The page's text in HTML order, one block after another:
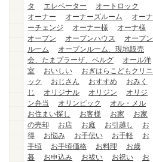
タ
エレベーター
オートロック
オーナー
オーナーズルーム
オーナ
ーチェンジ
オーナー様
オーナ様
オープン
オープンハウス
オープン
ルーム
オープンルーム、現地販売
会、たまプラーザ、ベルグ
オール洋
室
おいしい
おぎはらこどもクリニ
ック
おじさん おすすめ
おみく
じ
オリジナル オリジン
オリジ
ン弁当
オリンピック
オル・メル
お住まい探し
お客様 お家
お家
の売却
お店 お庭 お引越し
お
得
お悩み お手伝い お手軽
お
手頃
お手頃価格 お料理
お歳
暮
お申込み お祓い お祝い
お